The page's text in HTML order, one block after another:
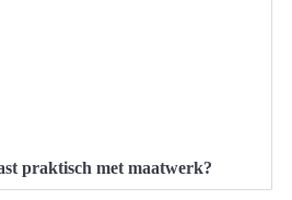
praktisch met maatwerk?